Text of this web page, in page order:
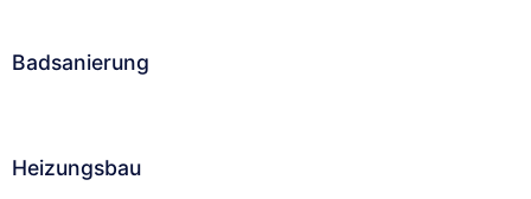
Badsanierung
Heizungsbau